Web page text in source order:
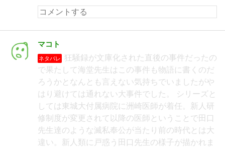
マコト
ネタバレ
狂騒録が文庫化された直後の事件だったの
で果たして海堂先生はこの事件も物語に書くのだ
ろうかとなんとも言えない気持ちでいましたがや
はり避けては通れない大事件でした。 シリーズと
しては東城大付属病院に洲崎医師が着任。新人研
修制度が変更されて以降の医師ということで田口
先生達のような滅私奉公が当たり前の時代とは大
違い。新人類に戸惑う田口先生の様子が描かれま